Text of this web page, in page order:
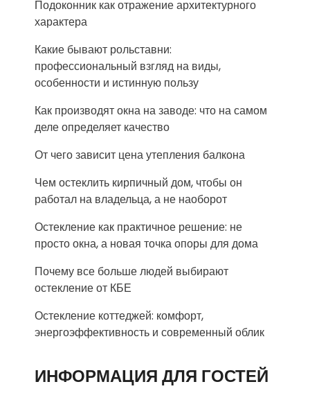
Подоконник как отражение архитектурного
характера
Какие бывают рольставни:
профессиональный взгляд на виды,
особенности и истинную пользу
Как производят окна на заводе: что на самом
деле определяет качество
От чего зависит цена утепления балкона
Чем остеклить кирпичный дом, чтобы он
работал на владельца, а не наоборот
Остекление как практичное решение: не
просто окна, а новая точка опоры для дома
Почему все больше людей выбирают
остекление от КБЕ
Остекление коттеджей: комфорт,
энергоэффективность и современный облик
ИНФОРМАЦИЯ ДЛЯ ГОСТЕЙ